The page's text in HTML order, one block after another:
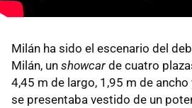
Milán ha sido el escenario del
Milán, un showcar de cuatro
4,45 m de largo, 1,95 m de
se presentaba vestido de un